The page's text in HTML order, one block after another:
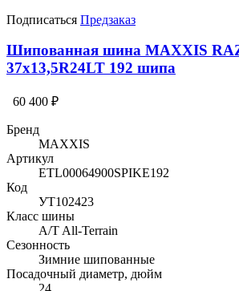
Подписаться Предзаказ
Шипованная шина MAXXIS
37x13,5R24LT 192 шипа
60 400 ₽
Бренд
MAXXIS
Артикул
ETL00064900SPIKE192
Код
УТ102423
Класс шины
A/T All-Terrain
Сезонность
Зимние шипованные
Посадочный диаметр, дюйм
24